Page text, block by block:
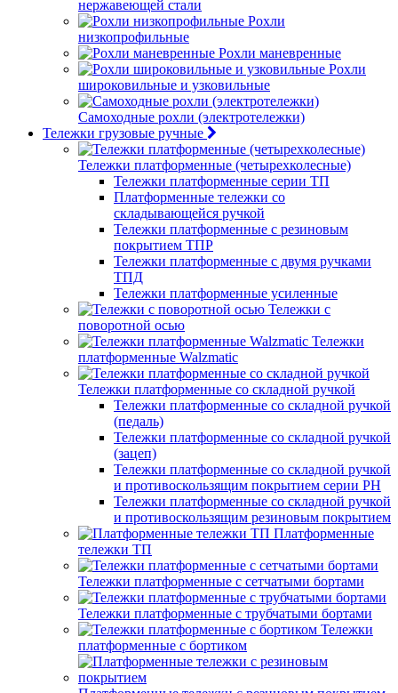
нержавеющей стали
Рохли
низкопрофильные
Рохли маневренные
Рохли
широковильные и узковильные
Самоходные рохли (электротележки)
Тележки грузовые ручные
Тележки платформенные (четырехколесные)
Тележки платформенные серии ТП
Платформенные тележки со
складывающейся ручкой
Тележки платформенные с резиновым
покрытием ТПР
Тележки платформенные с двумя ручками
ТПД
Тележки платформенные усиленные
Тележки с
поворотной осью
Тележки
платформенные Walzmatic
Тележки платформенные со складной ручкой
Тележки платформенные со складной ручкой
(педаль)
Тележки платформенные со складной ручкой
(зацеп)
Тележки платформенные со складной ручкой
и противоскользящим покрытием серии PH
Тележки платформенные со складной ручкой
и противоскользящим резиновым покрытием
Платформенные
тележки ТП
Тележки платформенные с сетчатыми бортами
Тележки платформенные с трубчатыми бортами
Тележки
платформенные с бортиком